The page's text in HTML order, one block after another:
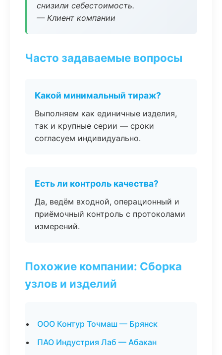
снизили себестоимость.
— Клиент компании
Часто задаваемые вопросы
Какой минимальный тираж?
Выполняем как единичные изделия,
так и крупные серии — сроки
согласуем индивидуально.
Есть ли контроль качества?
Да, ведём входной, операционный и
приёмочный контроль с протоколами
измерений.
Похожие компании: Сборка
узлов и изделий
ООО Контур Точмаш — Брянск
ПАО Индустрия Лаб — Абакан